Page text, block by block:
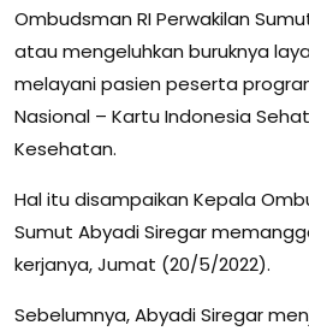
Ombudsman RI Perwakilan
atau mengeluhkan buruknya
melayani pasien peserta
Nasional – Kartu Indonesia Sehat
Kesehatan.
Hal itu disampaikan Kepala
Sumut Abyadi Siregar
kerjanya, Jumat (20/5/2022).
Sebelumnya, Abyadi Siregar